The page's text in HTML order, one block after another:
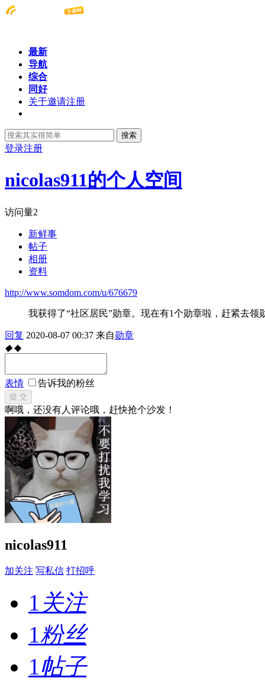
最新
导航
综合
同好
关于邀请注册
搜索
登录注册
nicolas911的个人空间
访问量2
新鲜事
帖子
相册
资料
http://www.somdom.com/u/676679
我获得了“社区居民”勋章。现在有1个勋章啦，赶紧去领
回复 2020-08-07 00:37 来自勋章
◆ ◆
表情 告诉我的粉丝
提 交
啊哦，还没有人评论哦，赶快抢个沙发！
nicolas911
加关注 写私信 打招呼
1 关注
1粉丝
1帖子